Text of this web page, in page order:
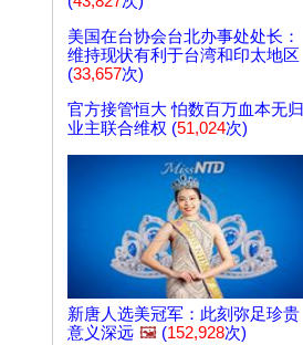
美国在台协会台北办事处处长：
维持现状有利于台湾和印太地区
(33,657次)
官方接管恒大 怕数百万血本无归
业主联合维权 (51,024次)
新唐人选美冠军：此刻弥足珍贵
意义深远 🖼️ (152,928次)